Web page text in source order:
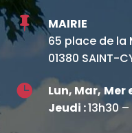

MAIRIE
65 place de la
01380 SAINT-
 Lun, Mar,Mer
Jeudi :13h30 –